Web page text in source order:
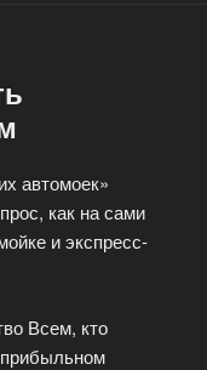
автомоек»
как на сами
и экспресс-
Всем, кто